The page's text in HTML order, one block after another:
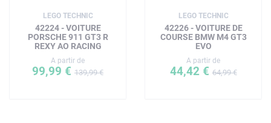
LEGO TECHNIC
42224 - VOITURE
PORSCHE 911 GT3 R
REXY AO RACING
A partir de
99,99 € 139,99 €
LEGO TECHNIC
42226 - VOITURE DE
COURSE BMW M4 GT3
EVO
A partir de
44,42 €64,99 €